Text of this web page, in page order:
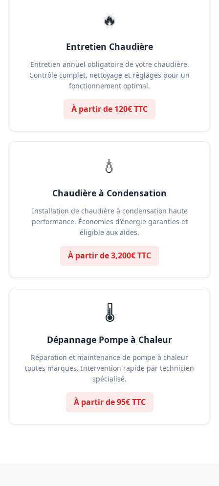
🔥
Entretien Chaudière
Entretien annuel obligatoire de votre chaudière.
Contrôle complet, nettoyage et réglages pour un
fonctionnement optimal.
À partir de 120€ TTC
💧
Chaudière à Condensation
Installation de chaudière à condensation haute
performance. Économies d'énergie garanties et
éligible aux aides.
À partir de 3,200€ TTC
🌡️
Dépannage Pompe à Chaleur
Réparation et maintenance de pompe à chaleur
toutes marques. Intervention rapide par technicien
spécialisé.
À partir de 95€ TTC